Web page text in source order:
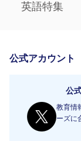
英語特集
公式アカウント
公
教育情
ーズに